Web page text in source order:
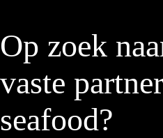
Op zoek
vaste
seafood?